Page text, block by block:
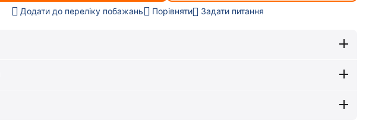
Додати до переліку побажань Порівняти Задати питання